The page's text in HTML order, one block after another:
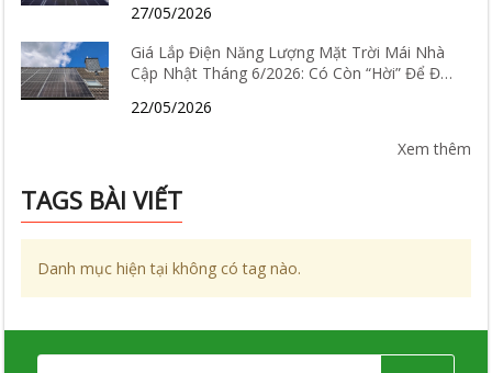
27/05/2026
Giá Lắp Điện Năng Lượng Mặt Trời Mái Nhà
Cập Nhật Tháng 6/2026: Có Còn “Hời” Để Đầu
22/05/2026
Xem thêm
TAGS BÀI VIẾT
Danh mục hiện tại không có tag nào.